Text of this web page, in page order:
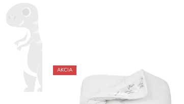
AKCIA